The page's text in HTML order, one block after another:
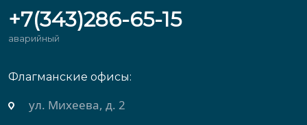
+7(343)286-65-15
аварийный
Флагманские офисы:
ул. Михеева, д. 2